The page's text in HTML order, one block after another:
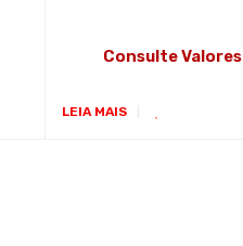
Consulte Valores
LEIA MAIS